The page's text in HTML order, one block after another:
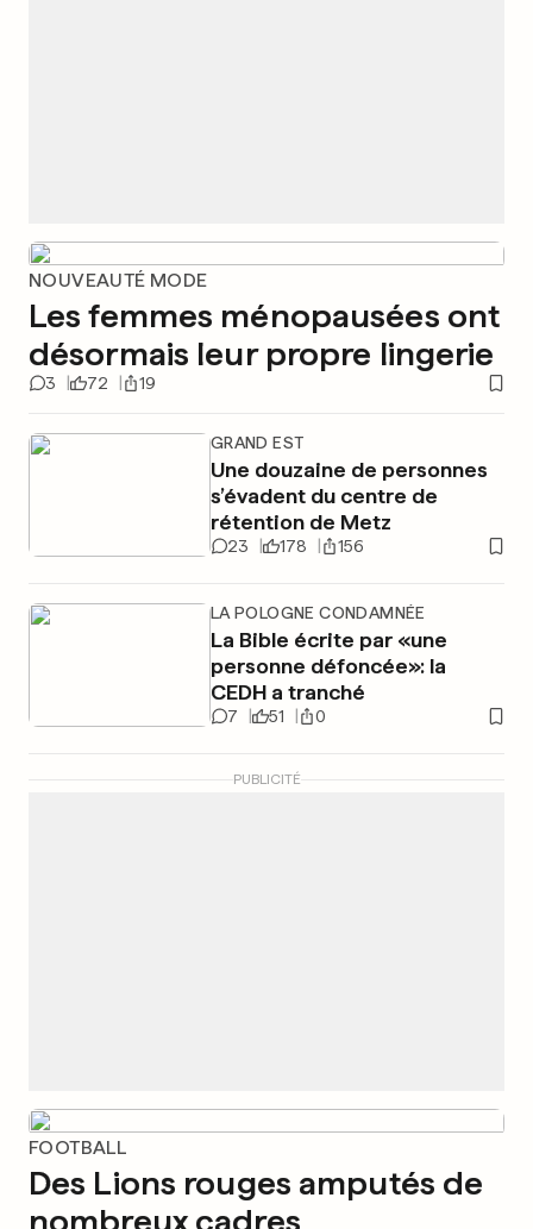
NOUVEAUTÉ MODE
Les femmes ménopausées ont
désormais leur propre lingerie
3 72 19
GRAND EST
Une douzaine de personnes
s’évadent du centre de
rétention de Metz
23 178 156
LA POLOGNE CONDAMNÉE
La Bible écrite par «une
personne défoncée»: la
CEDH a tranché
7 51 0
PUBLICITÉ
FOOTBALL
Des Lions rouges amputés de
nombreux cadres